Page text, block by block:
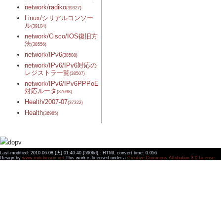
network/radiko(39327)
Linux/シリアルコンソー
ル(39104)
network/Cisco/IOS復旧方
法(38556)
network/IPv6(38508)
network/IPv6/IPv6対応の
レジストラ一覧(38507)
network/IPv6/IPv6PPPoE
対応ルータ (37698)
Health/2007-07(37322)
Health(36985)
Last-modified: 2010-06-08 (火) 01:40:40 (5906d) : HTML convert time: 0.056
Design by www.mitchinson.net This work is licensed under a Creative Commons Attribution 3.0 License